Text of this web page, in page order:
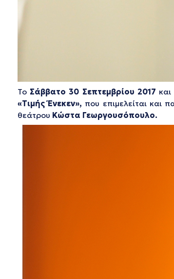
Το Σάββατο 30 Σεπτεμβρίου 2017
«Τιμής Ένεκεν», που επιμελείται και
θεάτρου Κώστα Γεωργουσόπουλο.